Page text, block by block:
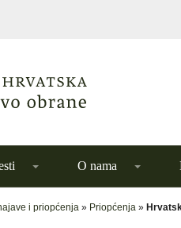
O nama
i priopćenja » Priopćenja »